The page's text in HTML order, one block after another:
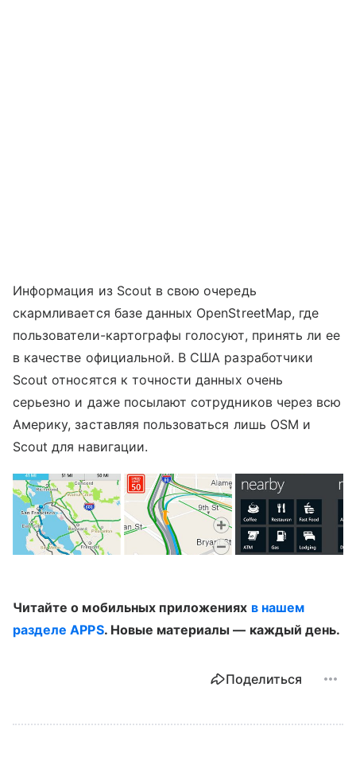
Информация из Scout в свою очередь
скармливается базе данных OpenStreetMap, где
пользователи-картографы голосуют, принять ли ее
в качестве официальной. В США разработчики
Scout относятся к точности данных очень
серьезно и даже посылают сотрудников через всю
Америку, заставляя пользоваться лишь OSM и
Scout для навигации.
Читайте о мобильных приложениях в нашем
разделе APPS. Новые материалы — каждый день.
Поделиться